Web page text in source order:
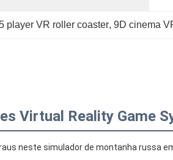
player VR roller coaster, 9D cinema
Virtual Reality Game
neste simulador de montanha russa